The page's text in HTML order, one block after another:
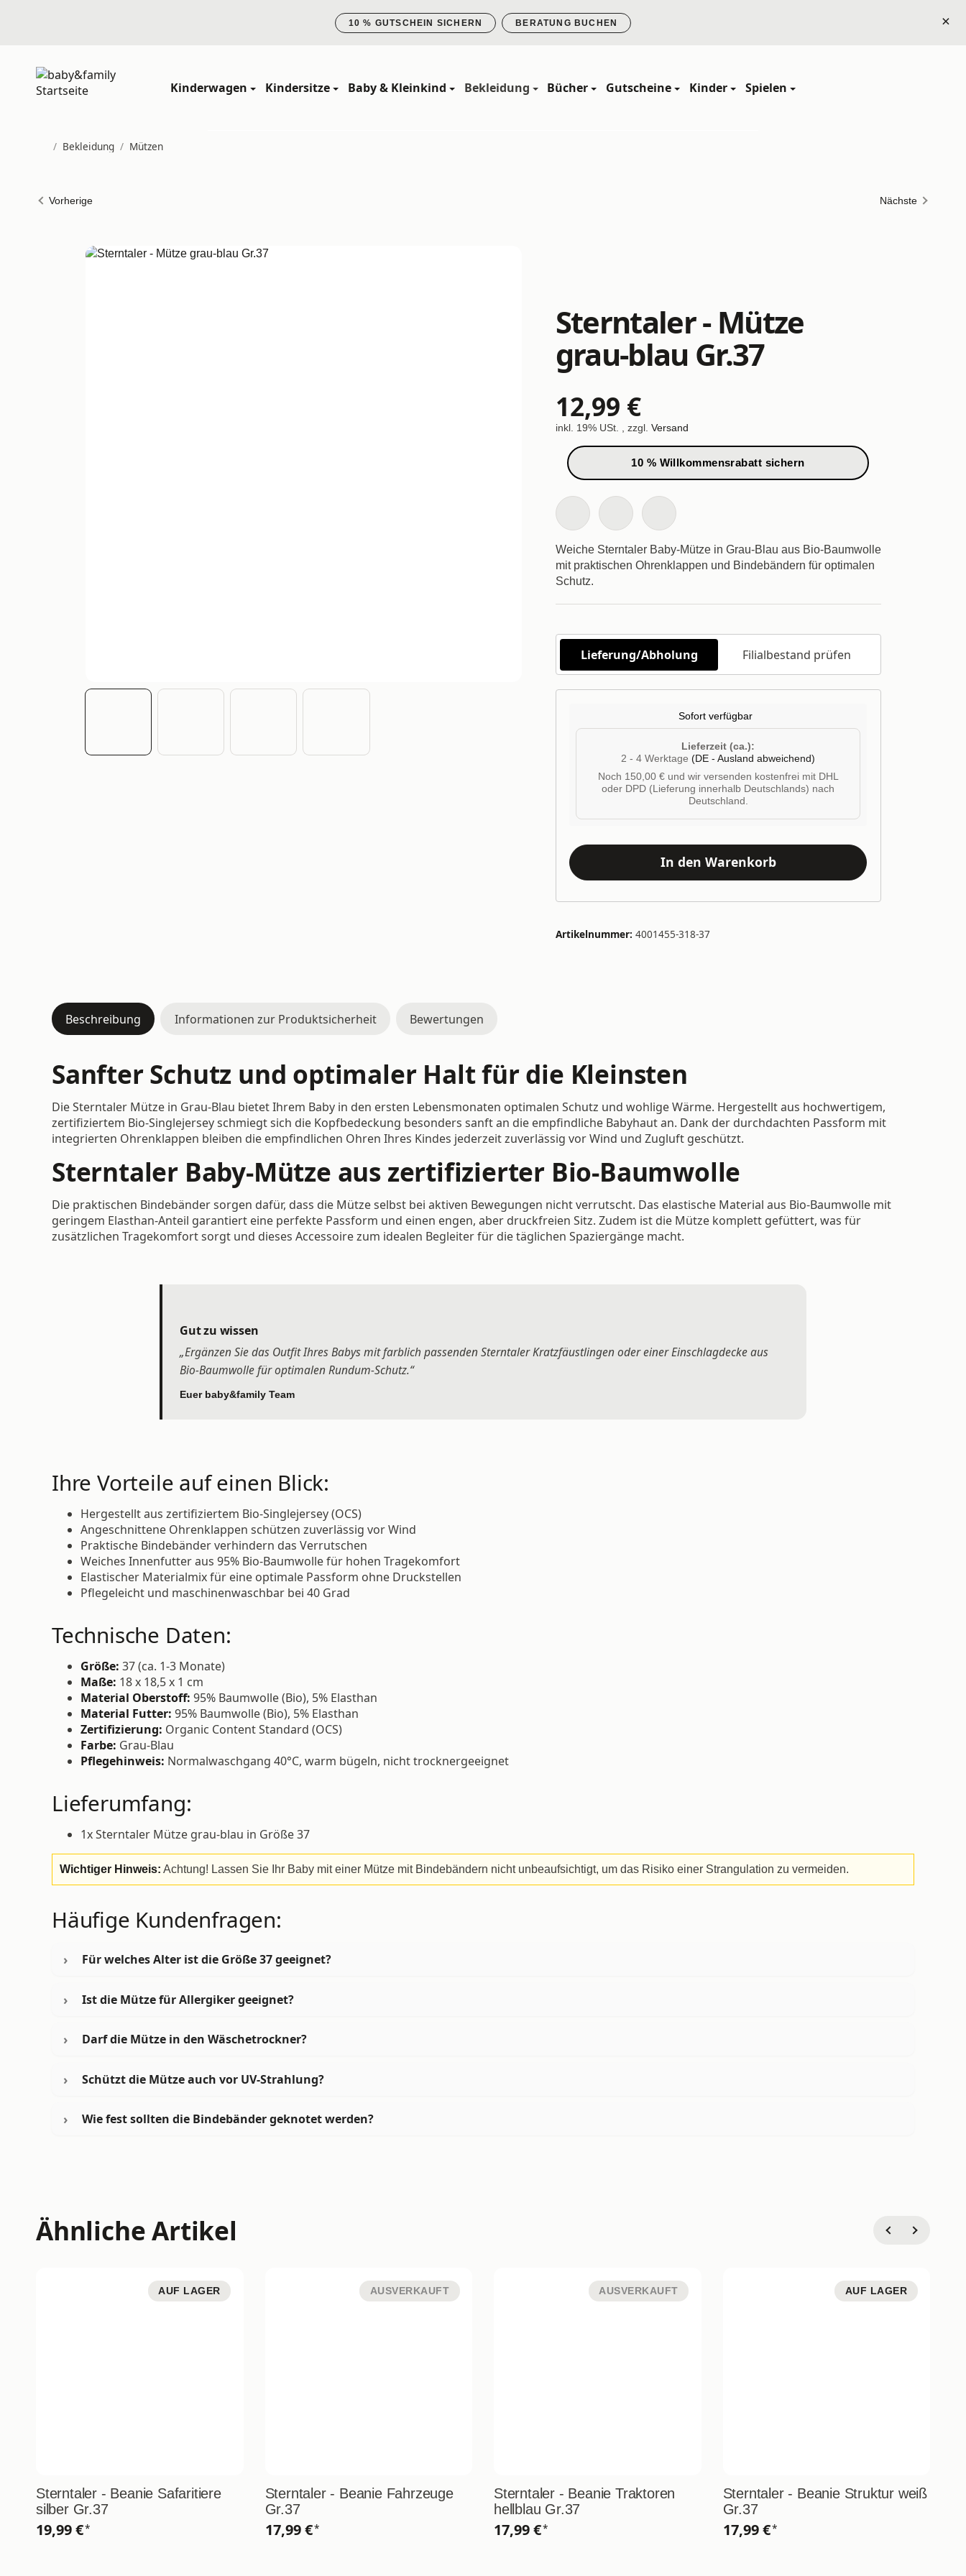
10 % GUTSCHEIN SICHERN BERATUNG BUCHEN ×
Kinderwagen Kindersitze Baby & Kleinkind Bekleidung Bücher Gutscheine Kinder Spielen
/ Bekleidung / Mützen
Vorherige Nächste
Sterntaler - Mütze
grau-blau Gr.37
12,99 €
inkl. 19% USt. , zzgl. Versand
10 % Willkommensrabatt sichern
Weiche Sterntaler Baby-Mütze in Grau-Blau aus Bio-Baumwolle
mit praktischen Ohrenklappen und Bindebändern für optimalen
Schutz.
Lieferung/Abholung Filialbestand prüfen
Sofort verfügbar
Lieferzeit (ca.):
2 - 4 Werktage (DE - Ausland abweichend)
Noch 150,00 € und wir versenden kostenfrei mit DHL
oder DPD (Lieferung innerhalb Deutschlands) nach
Deutschland.
In den Warenkorb
Artikelnummer: 4001455-318-37
Beschreibung Informationen zur Produktsicherheit Bewertungen
Sanfter Schutz und optimaler Halt für die Kleinsten
Die Sterntaler Mütze in Grau-Blau bietet Ihrem Baby in den ersten Lebensmonaten optimalen Schutz und wohlige Wärme. Hergestellt aus hochwertigem,
zertifiziertem Bio-Singlejersey schmiegt sich die Kopfbedeckung besonders sanft an die empfindliche Babyhaut an. Dank der durchdachten Passform mit
integrierten Ohrenklappen bleiben die empfindlichen Ohren Ihres Kindes jederzeit zuverlässig vor Wind und Zugluft geschützt.
Sterntaler Baby-Mütze aus zertifizierter Bio-Baumwolle
Die praktischen Bindebänder sorgen dafür, dass die Mütze selbst bei aktiven Bewegungen nicht verrutscht. Das elastische Material aus Bio-Baumwolle mit
geringem Elasthan-Anteil garantiert eine perfekte Passform und einen engen, aber druckfreien Sitz. Zudem ist die Mütze komplett gefüttert, was für
zusätzlichen Tragekomfort sorgt und dieses Accessoire zum idealen Begleiter für die täglichen Spaziergänge macht.
Gut zu wissen
„Ergänzen Sie das Outfit Ihres Babys mit farblich passenden Sterntaler Kratzfäustlingen oder einer Einschlagdecke aus
Bio-Baumwolle für optimalen Rundum-Schutz.“
Euer baby&family Team
Ihre Vorteile auf einen Blick:
Hergestellt aus zertifiziertem Bio-Singlejersey (OCS)
Angeschnittene Ohrenklappen schützen zuverlässig vor Wind
Praktische Bindebänder verhindern das Verrutschen
Weiches Innenfutter aus 95% Bio-Baumwolle für hohen Tragekomfort
Elastischer Materialmix für eine optimale Passform ohne Druckstellen
Pflegeleicht und maschinenwaschbar bei 40 Grad
Technische Daten:
Größe: 37 (ca. 1-3 Monate)
Maße: 18 x 18,5 x 1 cm
Material Oberstoff: 95% Baumwolle (Bio), 5% Elasthan
Material Futter: 95% Baumwolle (Bio), 5% Elasthan
Zertifizierung: Organic Content Standard (OCS)
Farbe: Grau-Blau
Pflegehinweis: Normalwaschgang 40°C, warm bügeln, nicht trocknergeeignet
Lieferumfang:
1x Sterntaler Mütze grau-blau in Größe 37
Wichtiger Hinweis: Achtung! Lassen Sie Ihr Baby mit einer Mütze mit Bindebändern nicht unbeaufsichtigt, um das Risiko einer Strangulation zu vermeiden.
Häufige Kundenfragen:
Für welches Alter ist die Größe 37 geeignet?
Ist die Mütze für Allergiker geeignet?
Darf die Mütze in den Wäschetrockner?
Schützt die Mütze auch vor UV-Strahlung?
Wie fest sollten die Bindebänder geknotet werden?
Ähnliche Artikel
AUF LAGER
Sterntaler - Beanie Safaritiere
silber Gr.37
19,99 €*
AUSVERKAUFT
Sterntaler - Beanie Fahrzeuge
Gr.37
17,99 €*
AUSVERKAUFT
Sterntaler - Beanie Traktoren
hellblau Gr.37
17,99 €*
AUF LAGER
Sterntaler - Beanie Struktur weiß
Gr.37
17,99 €*